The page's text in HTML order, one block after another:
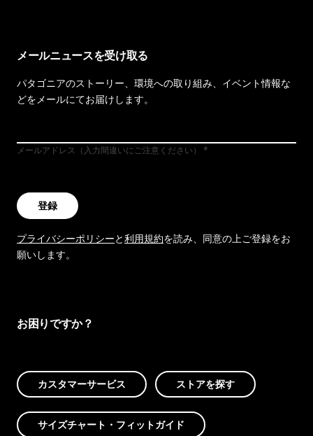
メールニュースを受け取る
パタゴニアのストーリー、環境への取り組み、イベント情報な
どをメールにてお届けします。
メールアドレス（入力間違いにご注意ください）
登録
プライバシーポリシーと利用規約を読み、同意の上ご登録をお
願いします。
お困りですか？
カスタマーサービス ストアを探す
サイズチャート・フィットガイド